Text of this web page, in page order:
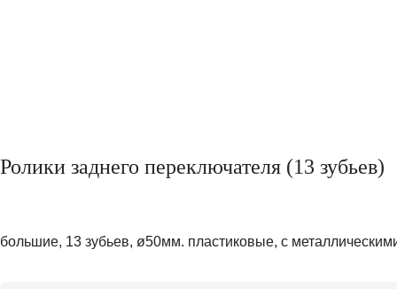
Ролики заднего переключателя (13 зубьев)
большие, 13 зубьев, ø50мм. пластиковые, с